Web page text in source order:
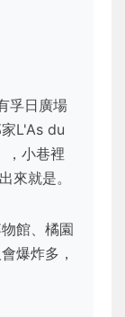
孚日廣場
L'As du
，小巷裡
來就是。
館、橘園
爆炸多，